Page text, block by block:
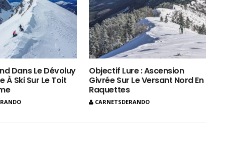
Dans Le Dévoluy
À Ski Sur Le Toit
Objectif Lure : Ascension
Givrée Sur Le Versant Nord En
Raquettes
CARNETSDERANDO